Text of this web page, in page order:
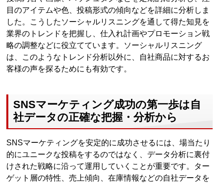
目のアイテムや色、投稿形式の傾向などを詳細に分析しま
した。こうしたソーシャルリスニングを通して得た知見を
業界のトレンドを把握し、仕入れ計画やプロモーション戦
略の調整などに役立てています。ソーシャルリスニング
は、このようなトレンド分析以外に、自社商品に対するお
客様の声を探るためにも有効です。
SNSマーケティング成功の第一歩は自
社データの正確な把握・分析から
SNSマーケティングを安定的に成功させるには、場当たり
的にユニークな投稿をするのではなく、データ分析に裏付
けされた戦略に沿って運用していくことが重要です。ター
ゲット層の特性、売上傾向、在庫情報などの自社データを